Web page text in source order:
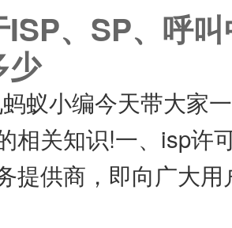
ISP、SP、呼
少
蚁小编今天带大家
相关知识!一、isp许
提供商，即向广大